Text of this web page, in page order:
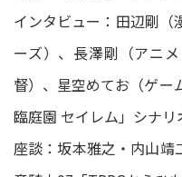
インタビュー：田辺剛（
ーズ）、長澤剛（アニ
督）、星空めてお（ゲ
臨庭園 セイレム」シナリ
座談：坂本雅之・内山